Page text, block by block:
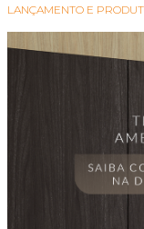
LANÇAMENTO E